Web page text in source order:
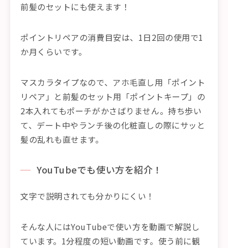
前髪のセットにも使えます！
ポイントリペアの消費目安は、1日2回の使用で1
か月くらいです。
マスカラタイプなので、アホ毛直し用「ポイント
リペア」と前髪のセット用「ポイントキープ」の
2本入れてもポーチがかさばりません。持ち歩い
て、デート中やランチ後の化粧直しの際にサッと
髪の乱れも直せます。
YouTubeでも使い方を紹介！
文字で説明されても分かりにくい！
そんな人にはYouTubeで使い方を動画で解説し
ています。1分程度の短い動画です。使う前に観